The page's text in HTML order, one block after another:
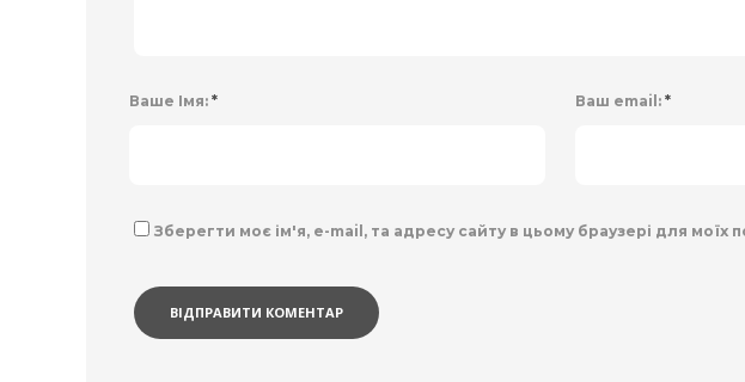
Ваше Імя: * Ваш email: *
Зберегти моє ім'я, e-mail, та адресу сайту в цьому браузері для моїх